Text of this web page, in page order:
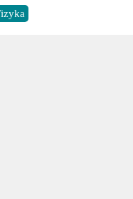
inżynierska